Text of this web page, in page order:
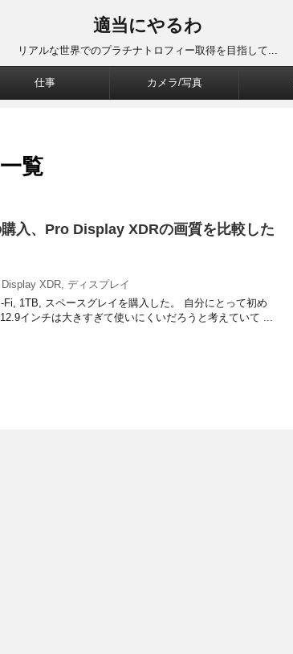
適当にやるわ
リアルな世界でのプラチナトロフィー取得を目指して...
仕事 カメラ/写真
覧
入、Pro Display XDRの画質を比較した
Display XDR, ディスプレイ
1TB, スペースグレイを購入した。 自分にとって初め
インチは大きすぎて使いにくいだろうと考えていて ...